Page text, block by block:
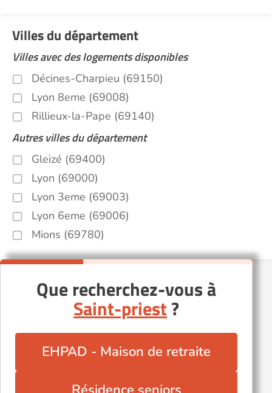
Villes du département
Villes avec des logements disponibles
Décines-Charpieu (69150)
Lyon 8eme (69008)
Rillieux-la-Pape (69140)
Autres villes du département
Gleizé (69400)
Lyon (69000)
Lyon 3eme (69003)
Lyon 6eme (69006)
Mions (69780)
Que recherchez-vous à
Saint-priest?
EHPAD - Maison de retraite